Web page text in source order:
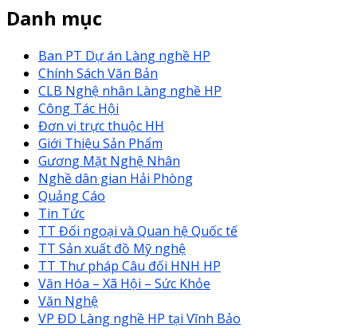
Danh mục
Ban PT Dự án Làng nghề HP
Chính Sách Văn Bản
CLB Nghệ nhân Làng nghề HP
Công Tác Hội
Đơn vị trực thuộc HH
Giới Thiệu Sản Phẩm
Gương Mặt Nghệ Nhân
Nghề dân gian Hải Phòng
Quảng Cáo
Tin Tức
TT Đối ngoại và Quan hệ Quốc tế
TT Sản xuất đồ Mỹ nghệ
TT Thư pháp Câu đối HNH HP
Văn Hóa – Xã Hội – Sức Khỏe
Văn Nghệ
VP ĐD Làng nghề HP tại Vĩnh Bảo